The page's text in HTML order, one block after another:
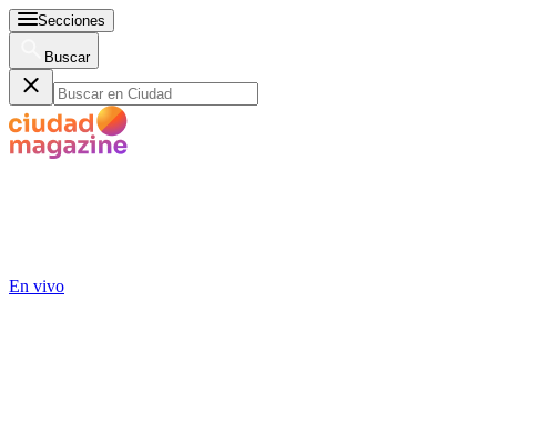
Secciones
Buscar
En vivo